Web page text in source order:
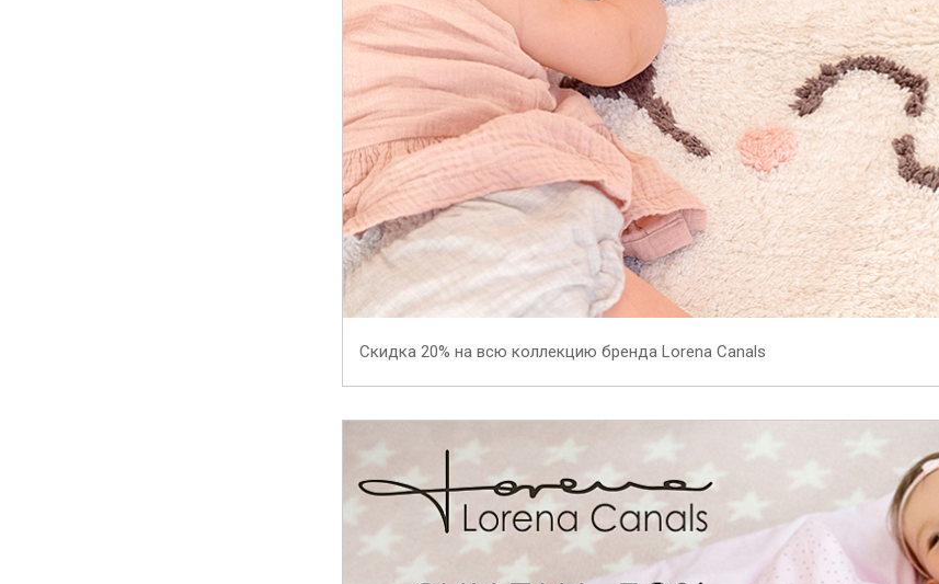
Скидка 20% на всю коллекцию бренда Lorena Canals